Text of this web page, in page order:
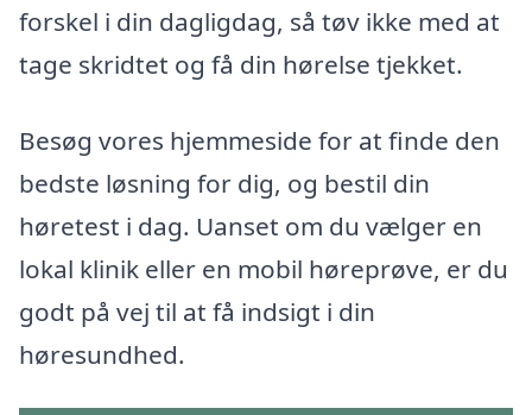
forskel i din dagligdag, så tøv ikke med at
tage skridtet og få din hørelse tjekket.
Besøg vores hjemmeside for at finde den
bedste løsning for dig, og bestil din
høretest i dag. Uanset om du vælger en
lokal klinik eller en mobil høreprøve, er du
godt på vej til at få indsigt i din
høresundhed.